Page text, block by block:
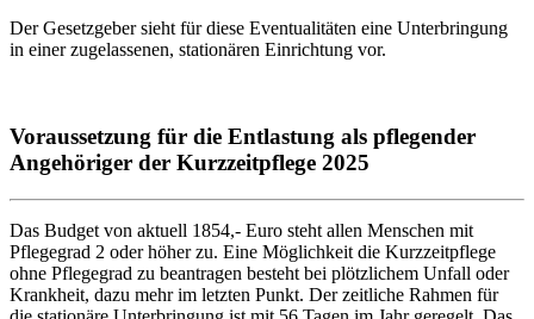
Der Gesetzgeber sieht für diese Eventualitäten eine Unterbringung
in einer zugelassenen, stationären Einrichtung vor.
Voraussetzung für die Entlastung als pflegender
Angehöriger der Kurzzeitpflege 2025
Das Budget von aktuell 1854,- Euro steht allen Menschen mit
Pflegegrad 2 oder höher zu. Eine Möglichkeit die Kurzzeitpflege
ohne Pflegegrad zu beantragen besteht bei plötzlichem Unfall oder
Krankheit, dazu mehr im letzten Punkt. Der zeitliche Rahmen für